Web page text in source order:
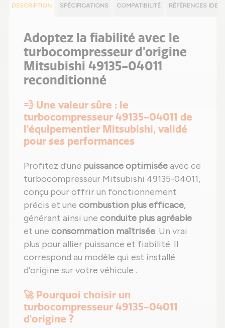
DESCRIPTION SPÉCIFICATIONS COMPATIBILITÉ RÉFÉRENCES
Adoptez la fiabilité avec le
turbocompresseur d'origine
Mitsubishi 49135-04011
reconditionné
💨 Une valeur sûre : le
turbocompresseur 49135-04011 de
l'équipementier Mitsubishi, validé
pour ses performances
Profitez d'une puissance optimiséeavec ce
turbocompresseur Mitsubishi 49135-04011,
conçu pour offrir un fonctionnement
précis et une combustion plus efficace,
générant ainsi une conduite plus agréable
et une consommation maîtrisée. Un vrai
plus pour allier puissance et fiabilité. Il
correspond au modèle qui est installé
d'origine sur votre véhicule .
🚀 Pourquoi choisir un
turbocompresseur 49135-04011
d'origine ?